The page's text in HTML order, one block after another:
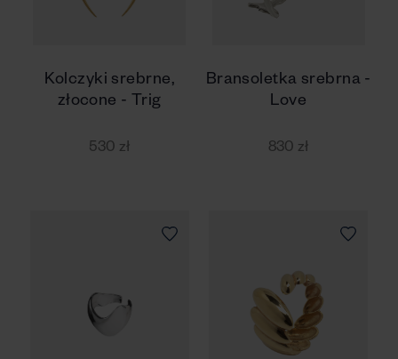
Kolczyki srebrne,
złocone - Trig
530 zł
Bransoletka srebrna -
Love
830 zł